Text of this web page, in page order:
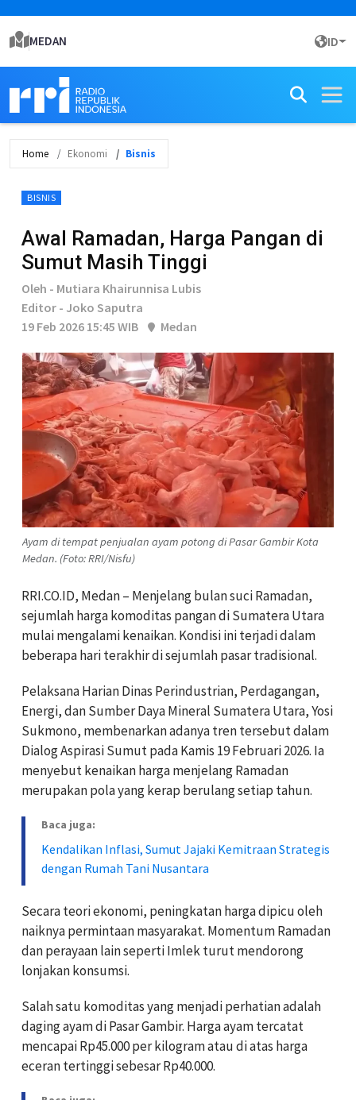
MEDAN ID
Home Ekonomi Bisnis
BISNIS
Awal Ramadan, Harga Pangan di
Sumut Masih Tinggi
Oleh - Mutiara Khairunnisa Lubis
Editor - Joko Saputra
19 Feb 2026 15:45 WIB
Medan
Ayam di tempat penjualan ayam potong di Pasar Gambir Kota
Medan. (Foto: RRI/Nisfu)
RRI.CO.ID, Medan – Menjelang bulan suci Ramadan,
sejumlah harga komoditas pangan di Sumatera Utara
mulai mengalami kenaikan. Kondisi ini terjadi dalam
beberapa hari terakhir di sejumlah pasar tradisional.
Pelaksana Harian Dinas Perindustrian, Perdagangan,
Energi, dan Sumber Daya Mineral Sumatera Utara, Yosi
Sukmono, membenarkan adanya tren tersebut dalam
Dialog Aspirasi Sumut pada Kamis 19 Februari 2026. Ia
menyebut kenaikan harga menjelang Ramadan
merupakan pola yang kerap berulang setiap tahun.
Baca juga:
Kendalikan Inflasi, Sumut Jajaki Kemitraan Strategis
dengan Rumah Tani Nusantara
Secara teori ekonomi, peningkatan harga dipicu oleh
naiknya permintaan masyarakat. Momentum Ramadan
dan perayaan lain seperti Imlek turut mendorong
lonjakan konsumsi.
Salah satu komoditas yang menjadi perhatian adalah
daging ayam di Pasar Gambir. Harga ayam tercatat
mencapai Rp45.000 per kilogram atau di atas harga
eceran tertinggi sebesar Rp40.000.